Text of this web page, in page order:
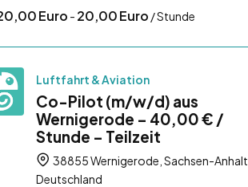
Euro - 20,00Euro / Stunde
Luftfahrt & Aviation
Co-Pilot (m/w/d) aus
Wernigerode – 40,00 € /
Stunde – Teilzeit
38855 Wernigerode, Sachsen-Anhalt,
Deutschland